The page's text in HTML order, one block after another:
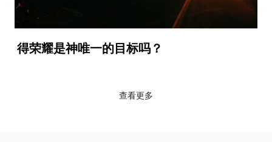
得荣耀是神唯一的目标吗？
查看更多